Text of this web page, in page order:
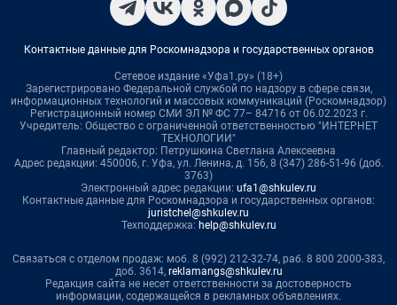
Контактные данные для Роскомнадзора и государственных органов
Сетевое издание «Уфа1.ру» (18+)
Зарегистрировано Федеральной службой по надзору в сфере связи,
информационных технологий и массовых коммуникаций (Роскомнадзор)
Регистрационный номер СМИ ЭЛ № ФС 77– 84716 от 06.02.2023 г.
Учредитель: Общество с ограниченной ответственностью "ИНТЕРНЕТ
ТЕХНОЛОГИИ"
Главный редактор: Петрушкина Светлана Алексеевна
Адрес редакции: 450006, г. Уфа, ул. Ленина, д. 156, 8 (347) 286-51-96 (доб.
3763)
Электронный адрес редакции: ufa1@shkulev.ru
Контактные данные для Роскомнадзора и государственных органов:
juristchel@shkulev.ru
Техподдержка: help@shkulev.ru
Связаться с отделом продаж: моб. 8 (992) 212-32-74, раб. 8 800 2000-383,
доб. 3614, reklamangs@shkulev.ru
Редакция сайта не несет ответственности за достоверность
информации, содержащейся в рекламных объявлениях.